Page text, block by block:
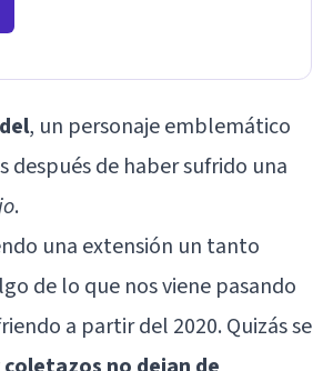
, un personaje emblemático
después de haber sufrido una
.
una extensión un tanto
de lo que nos viene pasando
a partir del 2020. Quizás se